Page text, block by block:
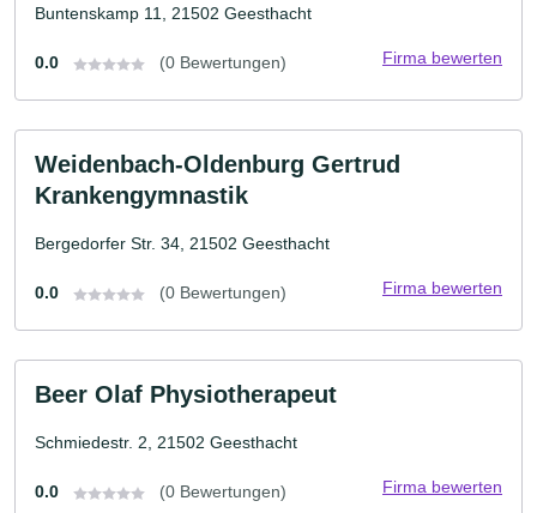
Buntenskamp 11, 21502 Geesthacht
0.0 (0 Bewertungen) Firma bewerten
Weidenbach-Oldenburg Gertrud
Krankengymnastik
Bergedorfer Str. 34, 21502 Geesthacht
0.0 (0 Bewertungen) Firma bewerten
Beer Olaf Physiotherapeut
Schmiedestr. 2, 21502 Geesthacht
0.0 (0 Bewertungen) Firma bewerten